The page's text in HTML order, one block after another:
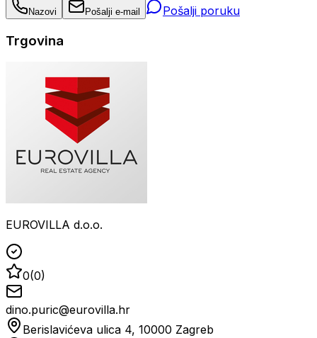
Nazovi Pošalji e-mail Pošalji poruku
Trgovina
EUROVILLA d.o.o.
0(0)
dino.puric@eurovilla.hr
Berislavićeva ulica 4, 10000 Zagreb